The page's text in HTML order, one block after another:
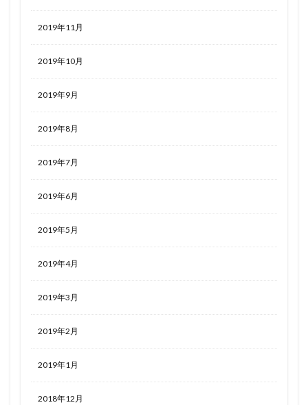
2019年11月
2019年10月
2019年9月
2019年8月
2019年7月
2019年6月
2019年5月
2019年4月
2019年3月
2019年2月
2019年1月
2018年12月